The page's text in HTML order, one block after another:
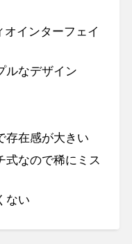
インターフェイ
ルなデザイン
存在感が大きい
式なので稀にミス
ない